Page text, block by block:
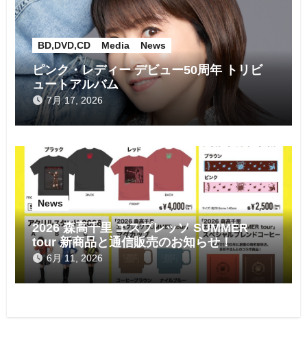
BD,DVD,CD Media News
ピンク・レディー デビュー50周年 トリビ
ュートアルバム
7月 17, 2026
News
2026 森高千里 エスプレッソ SUMMER
tour 新商品と通信販売のお知らせ！
6月 11, 2026